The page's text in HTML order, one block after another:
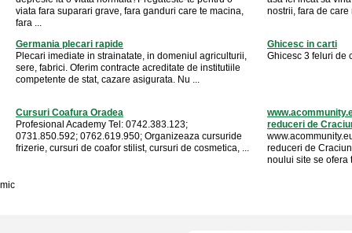
viata fara suparari grave, fara ganduri care te macina,
fara ...
nostrii, fara de care
Germania plecari rapide
Plecari imediate in strainatate, in domeniul agriculturii,
sere, fabrici. Oferim contracte acreditate de institutiile
competente de stat, cazare asigurata. Nu ...
Ghicesc in carti
Ghicesc 3 feluri de
Cursuri Coafura Oradea
Profesional Academy Tel: 0742.383.123;
0731.850.592; 0762.619.950; Organizeaza cursuride
frizerie, cursuri de coafor stilist, cursuri de cosmetica, ...
reduceri de
reduceri de
noului site se ofera
mic